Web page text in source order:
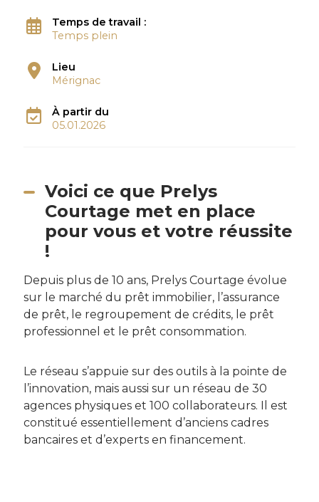
Temps de travail :
Temps plein
Lieu
Mérignac
À partir du
05.01.2026
Voici ce que Prelys
Courtage met en place
pour vous et votre réussite
!
Depuis plus de 10 ans, Prelys Courtage évolue
sur le marché du prêt immobilier, l’assurance
de prêt, le regroupement de crédits, le prêt
professionnel et le prêt consommation.
Le réseau s’appuie sur des outils à la pointe de
l’innovation, mais aussi sur un réseau de 30
agences physiques et 100 collaborateurs. Il est
constitué essentiellement d’anciens cadres
bancaires et d’experts en financement.